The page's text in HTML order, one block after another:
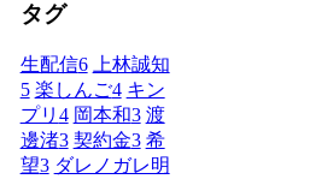
タグ
生配信6
上林誠知
5 楽しんご4 キン
プリ 4 岡本和3 渡
邊渚3 契約金3 希
望3 ダレノガレ明